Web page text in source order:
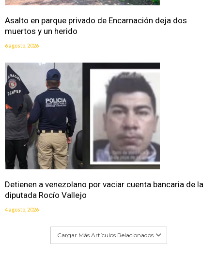
Asalto en parque privado de Encarnación deja dos
muertos y un herido
6 agosto, 2026
Detienen a venezolano por vaciar cuenta bancaria de la
diputada Rocío Vallejo
4 agosto, 2026
Cargar Más Artículos Relacionados